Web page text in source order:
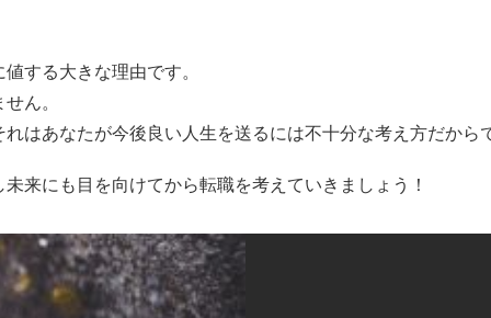
する大きな理由です。
ん。
はあなたが今後良い人生を送るには不十分な考え方だから
来にも目を向けてから転職を考えていきましょう！